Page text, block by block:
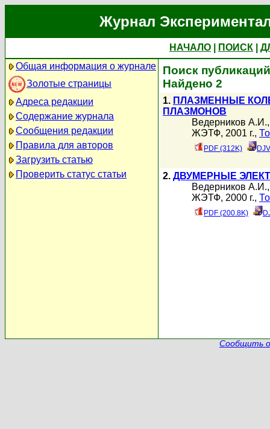
Журнал
НАЧАЛО ПОИСК
Общая информация о журнале
Золотые страницы
Адреса редакции
Содержание журнала
Сообщения редакции
Правила для авторов
Загрузить статью
Проверить статус статьи
Поиск
Найдено 2
1. ПЛАЗМЕННЫЕ
ПЛАЗМОНОВ
Ведерников А.И.
ЖЭТФ, 2001 г.,
PDF (312K)
2. ДВУМЕРНЫЕ
Ведерников А.И.
ЖЭТФ, 2000 г.,
PDF (200.8K)
Сообщить о